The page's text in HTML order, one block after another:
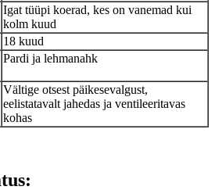
Igat tüüpi koerad, kes on vanemad kui
kolm kuud
18 kuud
Pardi ja lehmanahk
Vältige otsest päikesevalgust,
eelistatavalt jahedas ja ventileeritavas
kohas